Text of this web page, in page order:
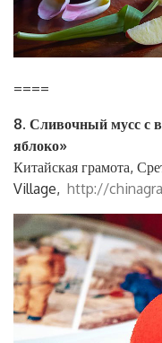
====
8. Сливочный мусс с
яблоко»
Китайская грамота,
Village, http://